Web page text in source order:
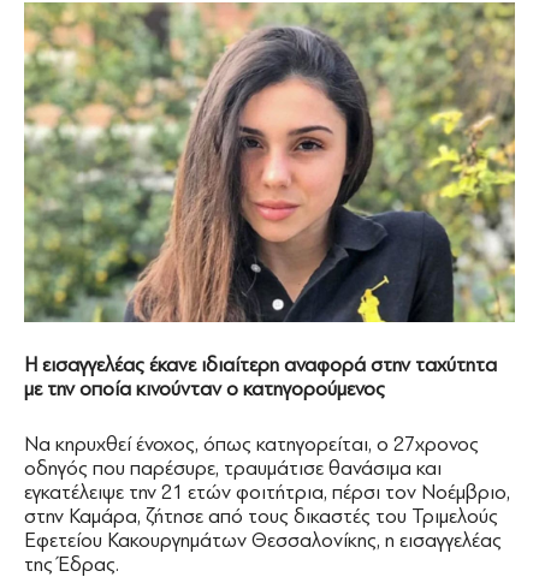
Η εισαγγελέας έκανε ιδιαίτερη αναφορά στην ταχύτητα
με την οποία κινούνταν ο κατηγορούμενος
Να κηρυχθεί ένοχος, όπως κατηγορείται, ο 27χρονος
οδηγός που παρέσυρε, τραυμάτισε θανάσιμα και
εγκατέλειψε την 21 ετών φοιτήτρια, πέρσι τον Νοέμβριο,
στην Καμάρα, ζήτησε από τους δικαστές του Τριμελούς
Εφετείου Κακουργημάτων Θεσσαλονίκης, η εισαγγελέας
της Έδρας.